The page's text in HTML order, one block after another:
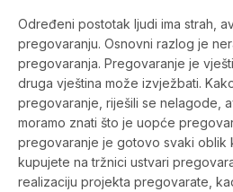
Određeni postotak ljudi ima strah,
pregovaranju. Osnovni razlog je
pregovaranja. Pregovaranje je
druga vještina može izvježbati.
pregovaranje, riješili se nelagode,
moramo znati što je uopće
pregovaranje je gotovo svaki oblik
kupujete na tržnici ustvari
realizaciju projekta pregovarate,